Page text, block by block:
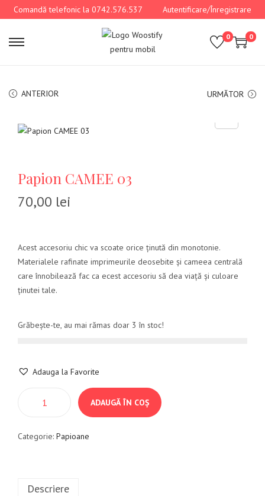
Comandă telefonic la 0742.576.537 Autentificare/Înregistrare
0 0
ANTERIOR URMĂTOR
Papion CAMEE 03
70,00 lei
Acest accesoriu chic va scoate orice ținută din monotonie.
Materialele rafinate imprimeurile deosebite și cameea centrală
care înnobilează fac ca ecest accesoriu să dea viață și culoare
ținutei tale.
Grăbește-te, au mai rămas doar 3 în stoc!
Adauga la Favorite
ADAUGĂ ÎN COȘ
Categorie: Papioane
Descriere